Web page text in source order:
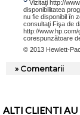
Vizitaţi http://
disponibilitatea
nu fie disponibil în
consultaţi Fişa de
http://
corespunzătoare
© 2013 Hewlett-
» Comentarii
ALTI CLIENTI AU